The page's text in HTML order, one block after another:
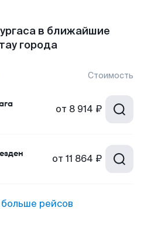
в ближайшие
города
Стоимость
от 8 914 ₽
от 11 864 ₽
рейсов